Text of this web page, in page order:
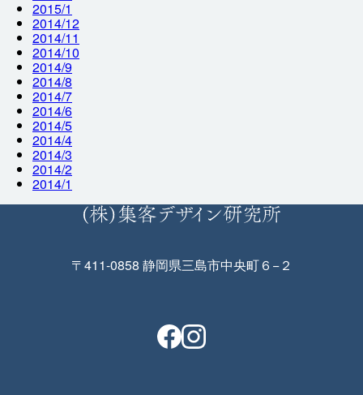
2015/1
2014/12
2014/11
2014/10
2014/9
2014/8
2014/7
2014/6
2014/5
2014/4
2014/3
2014/2
2014/1
〒411-0858 静岡県三島市中央町６−２